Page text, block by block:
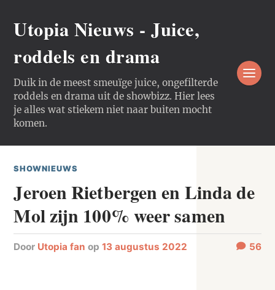
Utopia Nieuws - Juice,
roddels en drama
Duik in de meest smeuïge juice, ongefilterde
roddels en drama uit de showbizz. Hier lees
je alles wat stiekem niet naar buiten mocht
komen.
SHOWNIEUWS
Jeroen Rietbergen en Linda de
Mol zijn 100% weer samen
door Utopia fan op13 augustus 2022 56